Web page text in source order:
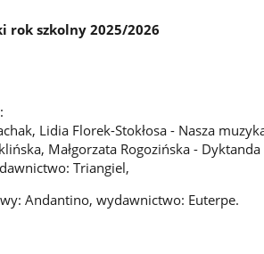
rok szkolny 2025/2026
Lidia Florek-Stokłosa - Nasza
Małgorzata Rogozińska -
Triangiel,
Andantino, wydawnictwo: Euterpe.